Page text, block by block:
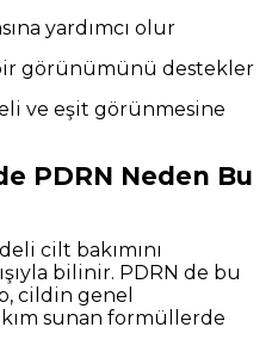
yardımcı olur
görünümünü destekler
ve eşit görünmesine
PDRN Neden Bu
cilt bakımını
bilinir. PDRN de bu
cildin genel
sunan formüllerde